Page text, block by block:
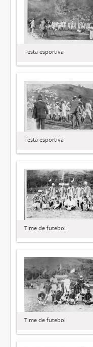
Festa esportiva
Festa esportiva
Time de futebol
Time de futebol